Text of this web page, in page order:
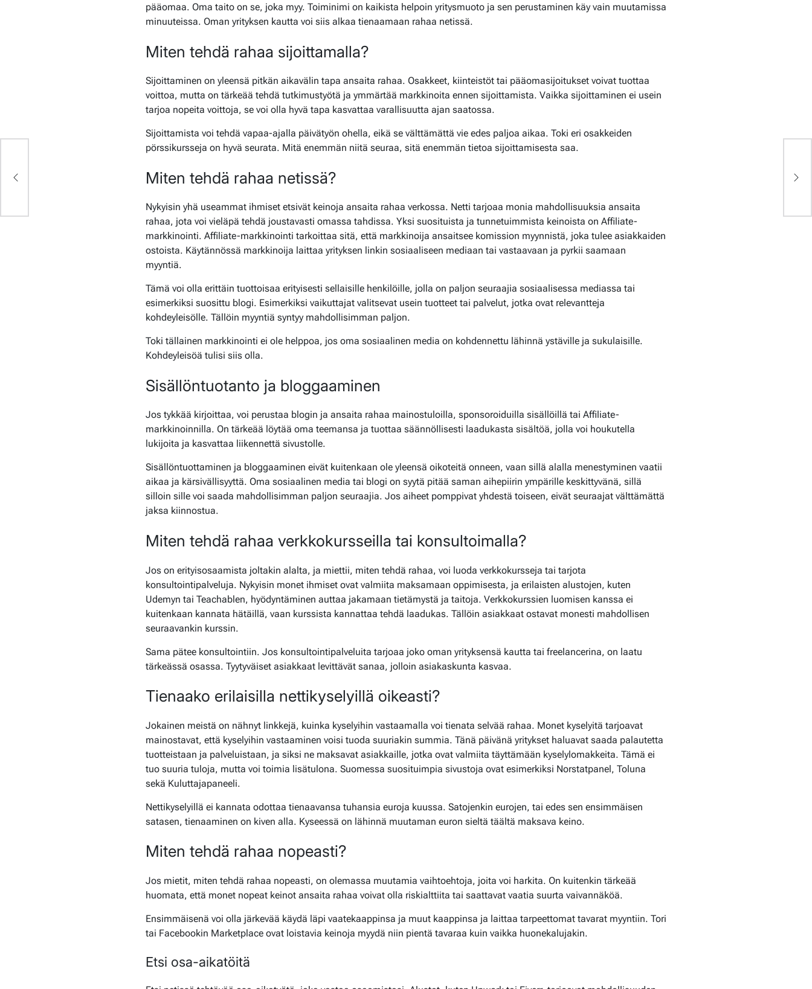
pääomaa. Oma taito on se, joka myy. Toiminimi on kaikista helpoin yritysmuoto ja sen perustaminen käy vain muutamissa
minuuteissa. Oman yrityksen kautta voi siis alkaa tienaamaan rahaa netissä.
Miten tehdä rahaa sijoittamalla?
Sijoittaminen on yleensä pitkän aikavälin tapa ansaita rahaa. Osakkeet, kiinteistöt tai pääomasijoitukset voivat tuottaa
voittoa, mutta on tärkeää tehdä tutkimustyötä ja ymmärtää markkinoita ennen sijoittamista. Vaikka sijoittaminen ei usein
tarjoa nopeita voittoja, se voi olla hyvä tapa kasvattaa varallisuutta ajan saatossa.
Sijoittamista voi tehdä vapaa-ajalla päivätyön ohella, eikä se välttämättä vie edes paljoa aikaa. Toki eri osakkeiden
pörssikursseja on hyvä seurata. Mitä enemmän niitä seuraa, sitä enemmän tietoa sijoittamisesta saa.
Miten tehdä rahaa netissä?
Nykyisin yhä useammat ihmiset etsivät keinoja ansaita rahaa verkossa. Netti tarjoaa monia mahdollisuuksia ansaita
rahaa, jota voi vieläpä tehdä joustavasti omassa tahdissa. Yksi suosituista ja tunnetuimmista keinoista on Affiliate-
markkinointi. Affiliate-markkinointi tarkoittaa sitä, että markkinoija ansaitsee komission myynnistä, joka tulee asiakkaiden
ostoista. Käytännössä markkinoija laittaa yrityksen linkin sosiaaliseen mediaan tai vastaavaan ja pyrkii saamaan
myyntiä.
Tämä voi olla erittäin tuottoisaa erityisesti sellaisille henkilöille, jolla on paljon seuraajia sosiaalisessa mediassa tai
esimerkiksi suosittu blogi. Esimerkiksi vaikuttajat valitsevat usein tuotteet tai palvelut, jotka ovat relevantteja
kohdeyleisölle. Tällöin myyntiä syntyy mahdollisimman paljon.
Toki tällainen markkinointi ei ole helppoa, jos oma sosiaalinen media on kohdennettu lähinnä ystäville ja sukulaisille.
Kohdeyleisöä tulisi siis olla.
Sisällöntuotanto ja bloggaaminen
Jos tykkää kirjoittaa, voi perustaa blogin ja ansaita rahaa mainostuloilla, sponsoroiduilla sisällöillä tai Affiliate-
markkinoinnilla. On tärkeää löytää oma teemansa ja tuottaa säännöllisesti laadukasta sisältöä, jolla voi houkutella
lukijoita ja kasvattaa liikennettä sivustolle.
Sisällöntuottaminen ja bloggaaminen eivät kuitenkaan ole yleensä oikoteitä onneen, vaan sillä alalla menestyminen vaatii
aikaa ja kärsivällisyyttä. Oma sosiaalinen media tai blogi on syytä pitää saman aihepiirin ympärille keskittyvänä, sillä
silloin sille voi saada mahdollisimman paljon seuraajia. Jos aiheet pomppivat yhdestä toiseen, eivät seuraajat välttämättä
jaksa kiinnostua.
Miten tehdä rahaa verkkokursseilla tai konsultoimalla?
Jos on erityisosaamista joltakin alalta, ja miettii, miten tehdä rahaa, voi luoda verkkokursseja tai tarjota
konsultointipalveluja. Nykyisin monet ihmiset ovat valmiita maksamaan oppimisesta, ja erilaisten alustojen, kuten
Udemyn tai Teachablen, hyödyntäminen auttaa jakamaan tietämystä ja taitoja. Verkkokurssien luomisen kanssa ei
kuitenkaan kannata hätäillä, vaan kurssista kannattaa tehdä laadukas. Tällöin asiakkaat ostavat monesti mahdollisen
seuraavankin kurssin.
Sama pätee konsultointiin. Jos konsultointipalveluita tarjoaa joko oman yrityksensä kautta tai freelancerina, on laatu
tärkeässä osassa. Tyytyväiset asiakkaat levittävät sanaa, jolloin asiakaskunta kasvaa.
Tienaako erilaisilla nettikyselyillä oikeasti?
Jokainen meistä on nähnyt linkkejä, kuinka kyselyihin vastaamalla voi tienata selvää rahaa. Monet kyselyitä tarjoavat
mainostavat, että kyselyihin vastaaminen voisi tuoda suuriakin summia. Tänä päivänä yritykset haluavat saada palautetta
tuotteistaan ja palveluistaan, ja siksi ne maksavat asiakkaille, jotka ovat valmiita täyttämään kyselylomakkeita. Tämä ei
tuo suuria tuloja, mutta voi toimia lisätulona. Suomessa suosituimpia sivustoja ovat esimerkiksi Norstatpanel, Toluna
sekä Kuluttajapaneeli.
Nettikyselyillä ei kannata odottaa tienaavansa tuhansia euroja kuussa. Satojenkin eurojen, tai edes sen ensimmäisen
satasen, tienaaminen on kiven alla. Kyseessä on lähinnä muutaman euron sieltä täältä maksava keino.
Miten tehdä rahaa nopeasti?
Jos mietit, miten tehdä rahaa nopeasti, on olemassa muutamia vaihtoehtoja, joita voi harkita. On kuitenkin tärkeää
huomata, että monet nopeat keinot ansaita rahaa voivat olla riskialttiita tai saattavat vaatia suurta vaivannäköä.
Ensimmäisenä voi olla järkevää käydä läpi vaatekaappinsa ja muut kaappinsa ja laittaa tarpeettomat tavarat myyntiin. Tori
tai Facebookin Marketplace ovat loistavia keinoja myydä niin pientä tavaraa kuin vaikka huonekalujakin.
Etsi osa-aikatöitä